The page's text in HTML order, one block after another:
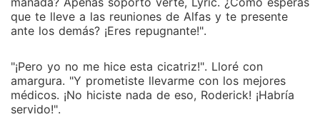
alejada.
que te lleve a las reuniones de Alfas y te presente
ante los demás? ¡Eres repugnante!".
"¡Pero yo no me hice esta cicatriz!". Lloré con
amargura. "Y prometiste llevarme con los mejores
médicos. ¡No hiciste nada de eso, Roderick! ¡Habría
servido!".